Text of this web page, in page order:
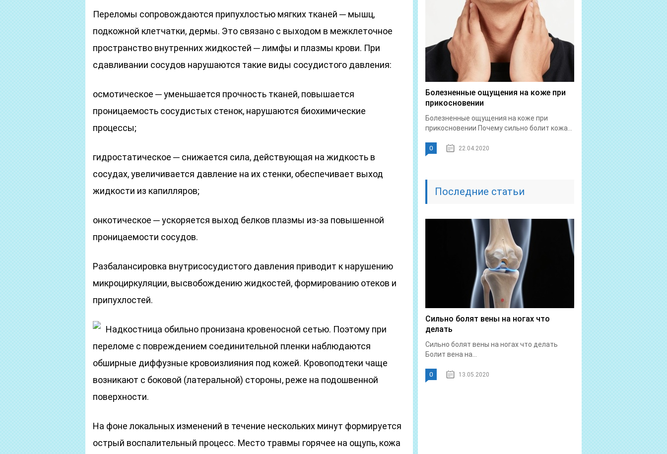
Переломы сопровождаются припухлостью мягких тканей ─ мышц,
подкожной клетчатки, дермы. Это связано с выходом в межклеточное
пространство внутренних жидкостей ─ лимфы и плазмы крови. При
сдавливании сосудов нарушаются такие виды сосудистого давления:
осмотическое ─ уменьшается прочность тканей, повышается
проницаемость сосудистых стенок, нарушаются биохимические
процессы;
гидростатическое ─ снижается сила, действующая на жидкость в
сосудах, увеличивается давление на их стенки, обеспечивает выход
жидкости из капилляров;
онкотическое ─ ускоряется выход белков плазмы из-за повышенной
проницаемости сосудов.
Разбалансировка внутрисосудистого давления приводит к нарушению
микроциркуляции, высвобождению жидкостей, формированию отеков и
припухлостей.
Надкостница обильно пронизана кровеносной сетью. Поэтому при
переломе с повреждением соединительной пленки наблюдаются
обширные диффузные кровоизлияния под кожей. Кровоподтеки чаще
возникают с боковой (латеральной) стороны, реже на подошвенной
поверхности.
На фоне локальных изменений в течение нескольких минут формируется
острый воспалительный процесс. Место травмы горячее на ощупь, кожа
Болезненные ощущения на коже при
прикосновении
Болезненные ощущения на коже при
прикосновении Почему сильно болит кожа...
0 22.04.2020
Последние статьи
Сильно болят вены на ногах что
делать
Сильно болят вены на ногах что делать
Болит вена на...
0 13.05.2020